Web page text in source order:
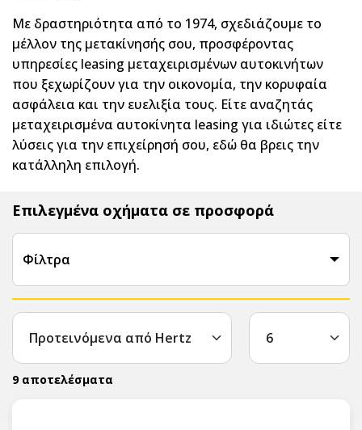
Με δραστηριότητα από το 1974, σχεδιάζουμε το
μέλλον της μετακίνησής σου, προσφέροντας
υπηρεσίες leasing μεταχειρισμένων αυτοκινήτων
που ξεχωρίζουν για την οικονομία, την κορυφαία
ασφάλεια και την ευελιξία τους. Είτε αναζητάς
μεταχειρισμένα αυτοκίνητα leasing για ιδιώτες είτε
λύσεις για την επιχείρησή σου, εδώ θα βρεις την
κατάλληλη επιλογή.
Επιλεγμένα οχήματα σε προσφορά
Φίλτρα
9 αποτελέσματα